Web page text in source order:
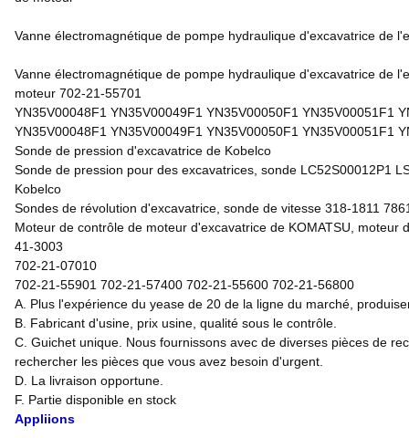
Vanne électromagnétique de pompe hydraulique d'excavatrice de
Vanne électromagnétique de pompe hydraulique d'excavatrice de
moteur 702-21-55701
YN35V00048F1 YN35V00049F1 YN35V00050F1 YN35V00051F1
YN35V00048F1 YN35V00049F1 YN35V00050F1 YN35V00051F1
Sonde de pression d'excavatrice de Kobelco
Sonde de pression pour des excavatrices, sonde LC52S00012P1
Kobelco
Sondes de révolution d'excavatrice, sonde de vitesse 318-1811
Moteur de contrôle de moteur d'excavatrice de KOMATSU,
41-3003
702-21-07010
702-21-55901 702-21-57400 702-21-55600 702-21-56800
A. Plus l'expérience du yease de 20 de la ligne du marché,
B. Fabricant d'usine, prix usine, qualité sous le contrôle.
C. Guichet unique. Nous fournissons avec de diverses pièces de
rechercher les pièces que vous avez besoin d'urgent.
D. La livraison opportune.
F. Partie disponible en stock
Appliions